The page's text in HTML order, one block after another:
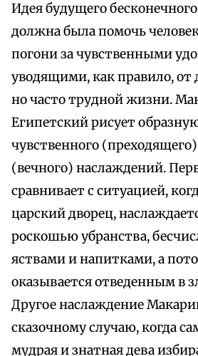
Идея будущего
должна была помочь
погони за чувственными
уводящими, как правило, от
но часто трудной жизни.
Египетский рисует
чувственного
(вечного) наслаждений.
сравнивает с ситуацией,
царский дворец,
роскошью убранства,
яствами и напитками, а
оказывается отведенным в
Другое наслаждение
сказочному случаю, когда
мудрая и знатная дева